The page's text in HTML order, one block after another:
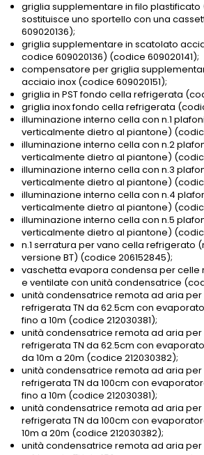
griglia supplementare in filo
sostituisce uno sportello con una
609020136);
griglia supplementare in scatolato
codice 609020136) (codice 609020141);
compensatore per griglia
acciaio inox (codice 609020151);
griglia in PST fondo cella refrigerata
griglia inox fondo cella refrigerata
illuminazione interno cella con n.1
verticalmente dietro al piantone) (codice
illuminazione interno cella con n.2
verticalmente dietro al piantone) (codice
illuminazione interno cella con n.3
verticalmente dietro al piantone) (codice
illuminazione interno cella con n.4
verticalmente dietro al piantone) (codice
illuminazione interno cella con n.5
verticalmente dietro al piantone) (codice
n.1 serratura per vano cella refrigerato
versione BT) (codice 206152845);
vaschetta evapora condensa per celle
e ventilate con unità condensatrice
unità condensatrice remota ad aria
refrigerata TN da 62.5cm con
fino a 10m (codice 212030381);
unità condensatrice remota ad aria
refrigerata TN da 62.5cm con
da 10m a 20m (codice 212030382);
unità condensatrice remota ad aria
refrigerata TN da 100cm con
fino a 10m (codice 212030381);
unità condensatrice remota ad aria
refrigerata TN da 100cm con
10m a 20m (codice 212030382);
unità condensatrice remota ad aria